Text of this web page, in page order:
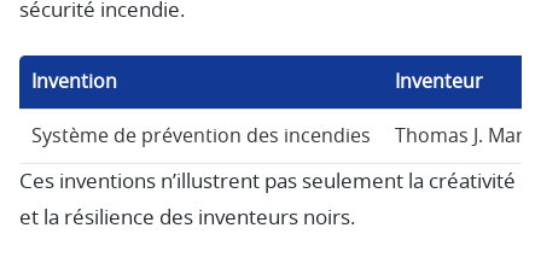
sécurité incendie.
Invention Inventeur
Système de prévention des incendies Thomas J.
Ces inventions n’illustrent pas seulement la créativité
et la résilience des inventeurs noirs.